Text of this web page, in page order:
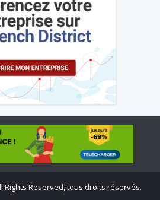
Rights Reserved, tous droits réservés.